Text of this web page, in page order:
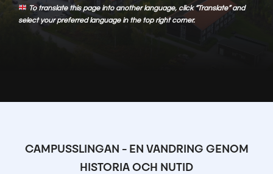
To translate this page into another language, click “Translate” and
select your preferred language in the top right corner.
CAMPUSSLINGAN – EN VANDRING GENOM
HISTORIA OCH NUTID